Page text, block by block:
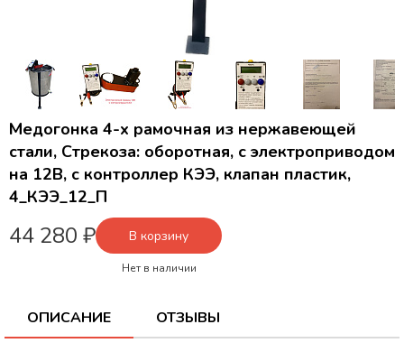
Медогонка 4-х рамочная из нержавеющей
стали, Стрекоза: оборотная, с электроприводом
на 12В, с контроллер КЭЭ, клапан пластик,
4_КЭЭ_12_П
44 280 ₽ В корзину
Нет в наличии
ОПИСАНИЕ ОТЗЫВЫ